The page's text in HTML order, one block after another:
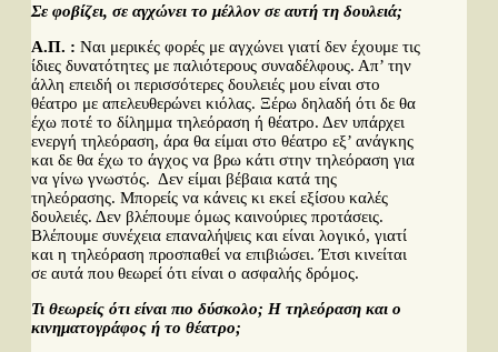
Σε φοβίζει, σε αγχώνει το μέλλον σε αυτή τη δουλειά;
Α.Π. : Ναι μερικές φορές με αγχώνει γιατί δεν έχουμε τις
ίδιες δυνατότητες με παλιότερους συναδέλφους. Απ’ την
άλλη επειδή οι περισσότερες δουλειές μου είναι στο
θέατρο με απελευθερώνει κιόλας. Ξέρω δηλαδή ότι δε θα
έχω ποτέ το δίλημμα τηλεόραση ή θέατρο. Δεν υπάρχει
ενεργή τηλεόραση, άρα θα είμαι στο θέατρο εξ’ ανάγκης
και δε θα έχω το άγχος να βρω κάτι στην τηλεόραση για
να γίνω γνωστός. Δεν είμαι βέβαια κατά της
τηλεόρασης. Μπορείς να κάνεις κι εκεί εξίσου καλές
δουλειές. Δεν βλέπουμε όμως καινούριες προτάσεις.
Βλέπουμε συνέχεια επαναλήψεις και είναι λογικό, γιατί
και η τηλεόραση προσπαθεί να επιβιώσει. Έτσι κινείται
σε αυτά που θεωρεί ότι είναι ο ασφαλής δρόμος.
Τι θεωρείς ότι είναι πιο δύσκολο; Η τηλεόραση και ο
κινηματογράφος ή το θέατρο;